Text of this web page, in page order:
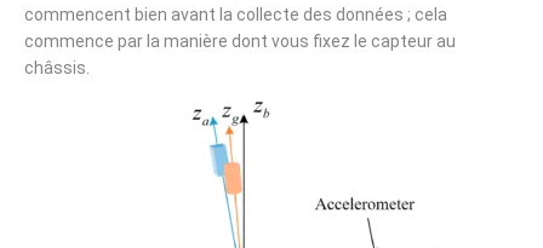
commencent bien avant la collecte des données ; cela
commence par la manière dont vous fixez le capteur au
châssis.